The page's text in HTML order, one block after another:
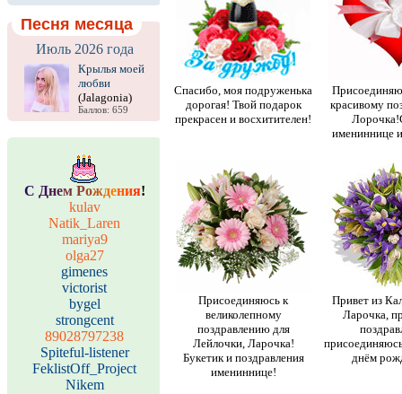
Песня месяца
Июль 2026 года
Крылья моей
любви
(Jalagonia)
Баллов: 659
С Днем Рождения!
kulav
Natik_Laren
mariya9
olga27
gimenes
victorist
bygel
strongcent
89028797238
Spiteful-listener
FeklistOff_Project
Nikem
Спасибо, моя подруженька
дорогая! Твой подарок
прекрасен и восхитителен!
красивому
имениннице
Присоединяюсь к
великолепному
поздравлению для
Лейлочки, Ларочка!
Букетик и поздравления
имениннице!
Привет из
Ларочка,
днём